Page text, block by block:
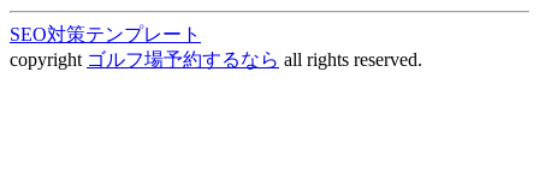
SEO対策テンプレート
copyright ゴルフ場予約するなら all rights reserved.